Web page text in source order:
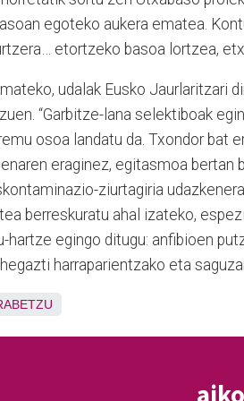
egoteko aukera ematea.
etortzeko basoa lortzea,
udalak Eusko Jaurlaritzari
“Garbitze-lana selektiboak
osoa landatu da. Txondor bat
eraginez, egitasmoa bertan
ziurtagiria
berreskuratu ahal izateko,
hartze egingo ditugu: anfibioen
harraparientzako eta